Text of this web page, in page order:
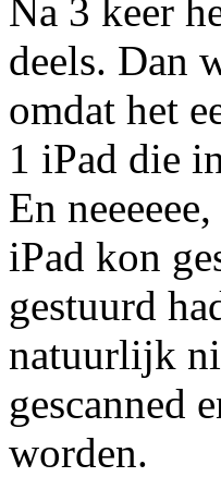
Na 3 keer
deels. Dan
omdat het
1 iPad die
En
iPad kon
gestuurd
natuurlijk
gescanned
worden.